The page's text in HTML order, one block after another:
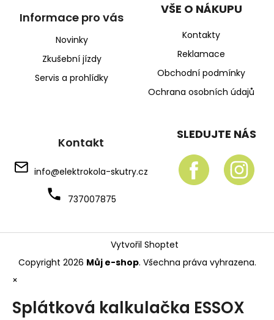
Informace pro vás
Novinky
Zkušební jízdy
Servis a prohlídky
VŠE O NÁKUPU
Kontakty
Reklamace
Obchodní podmínky
Ochrana osobních údajů
Kontakt
info@elektrokola-skutry.cz
737007875
SLEDUJTE NÁS
Vytvořil Shoptet
Copyright 2026 Můj e-shop. Všechna práva vyhrazena.
×
Splátková kalkulačka ESSOX